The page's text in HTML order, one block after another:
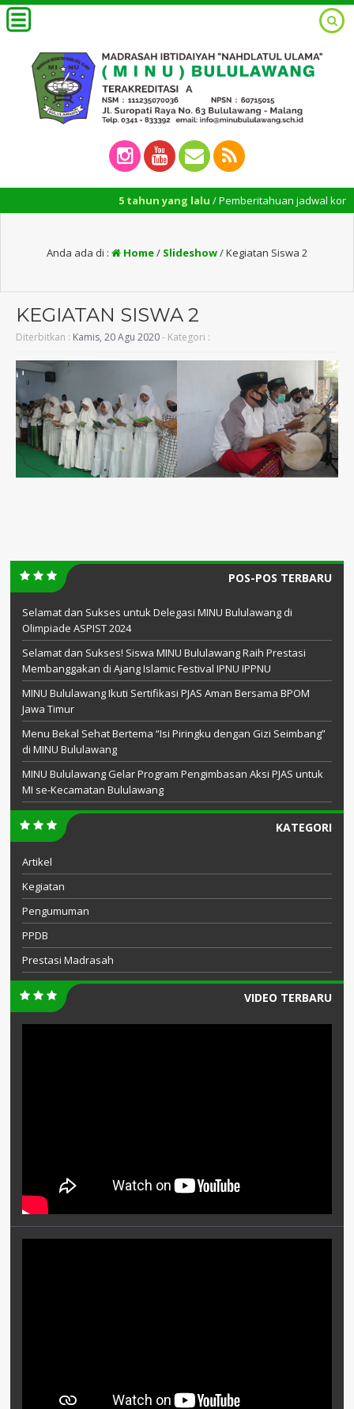
5 tahun yang lalu / Pemberitahuan jadwal
Anda ada di : Home/ Slideshow/Kegiatan Siswa 2
KEGIATAN SISWA 2
Diterbitkan : Kamis, 20 Agu 2020- Kategori :
POS-POS TERBARU
Selamat dan Sukses untuk Delegasi MINU Bululawang di
Olimpiade ASPIST 2024
Selamat dan Sukses! Siswa MINU Bululawang Raih Prestasi
Membanggakan di Ajang Islamic Festival IPNU IPPNU
MINU Bululawang Ikuti Sertifikasi PJAS Aman Bersama BPOM
Jawa Timur
Menu Bekal Sehat Bertema “Isi Piringku dengan Gizi Seimbang”
di MINU Bululawang
MINU Bululawang Gelar Program Pengimbasan Aksi PJAS untuk
MI se-Kecamatan Bululawang
KATEGORI
Artikel
Kegiatan
Pengumuman
PPDB
Prestasi Madrasah
VIDEO TERBARU